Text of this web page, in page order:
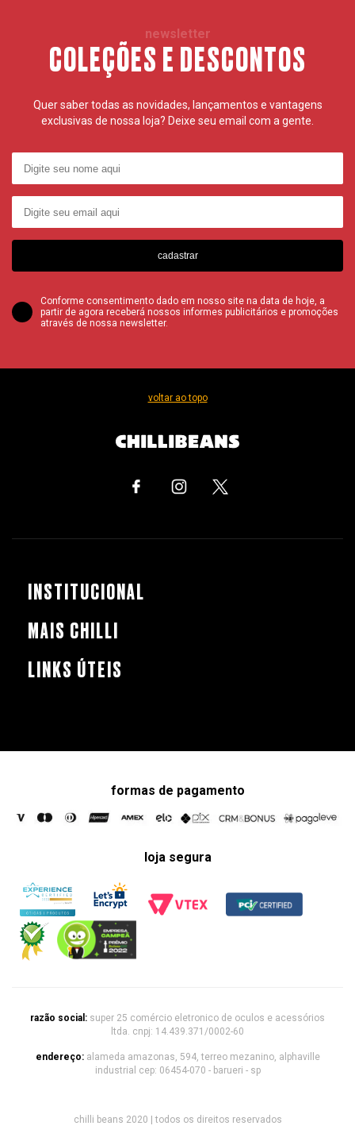
newsletter
COLEÇÕES E DESCONTOS
Quer saber todas as novidades, lançamentos e vantagens
exclusivas de nossa loja? Deixe seu email com a gente.
cadastrar
Conforme consentimento dado em nosso site na data de hoje, a
partir de agora receberá nossos informes publicitários e promoções
através de nossa newsletter.
voltar ao topo
INSTITUCIONAL
MAIS CHILLI
LINKS ÚTEIS
formas de pagamento
loja segura
razão social: super 25 comércio eletronico de oculos e acessórios
ltda. cnpj: 14.439.371/0002-60
endereço: alameda amazonas, 594, terreo mezanino, alphaville
industrial cep: 06454-070 - barueri - sp
chilli beans 2020 | todos os direitos reservados